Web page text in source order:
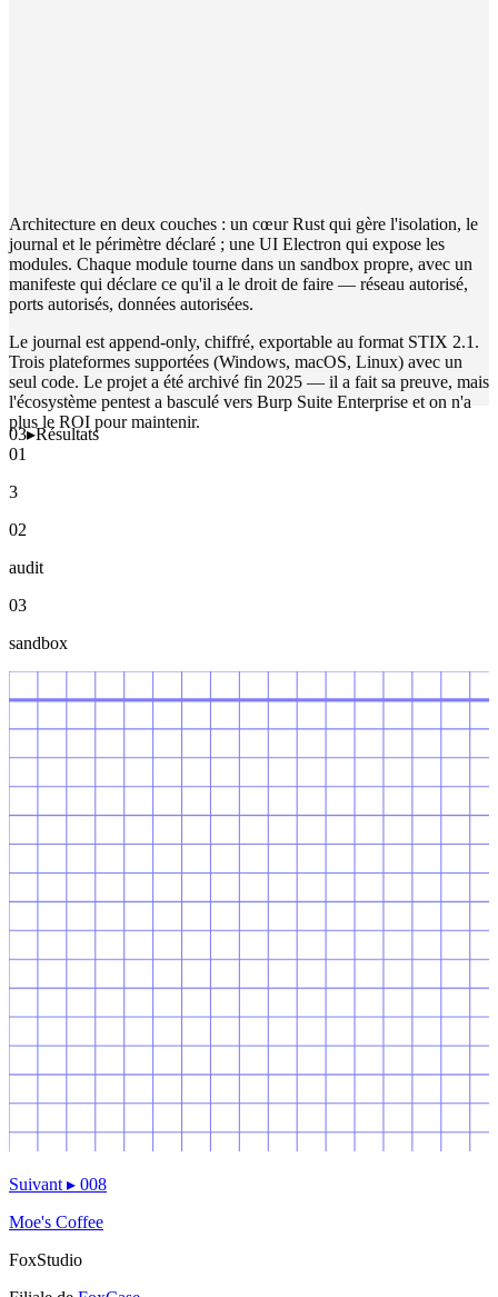
Architecture en deux couches : un cœur Rust qui gère l'isolation, le
journal et le périmètre déclaré ; une UI Electron qui expose les
modules. Chaque module tourne dans un sandbox propre, avec un
manifeste qui déclare ce qu'il a le droit de faire — réseau autorisé,
ports autorisés, données autorisées.
Le journal est append-only, chiffré, exportable au format STIX 2.1.
Trois plateformes supportées (Windows, macOS, Linux) avec un
seul code. Le projet a été archivé fin 2025 — il a fait sa preuve, mais
l'écosystème pentest a basculé vers Burp Suite Enterprise et on n'a
plus le ROI pour maintenir.
03▸Résultats
01
3
02
audit
03
sandbox
Suivant▸ 008
Moe's Coffee
FoxStudio